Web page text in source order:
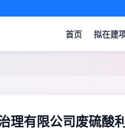
首页 拟在建
理有限公司废硫酸